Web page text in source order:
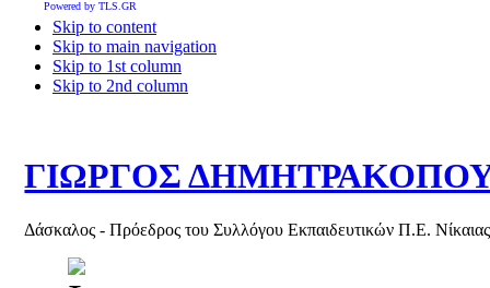
Skip to content
Skip to main navigation
Skip to 1st column
Skip to 2nd column
ΓΙΩΡΓΟΣ
Δάσκαλος - Πρόεδρος του Συλλόγου Εκπαιδευτικών Π.Ε. Νίκαιας
Powered by TLS.GR